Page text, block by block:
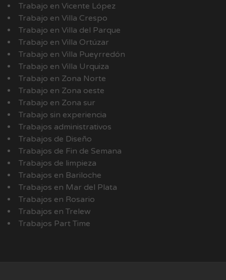
Trabajo en Vicente López
Trabajo en Villa Crespo
Trabajo en Villa del Parque
Trabajo en Villa Ortúzar
Trabajo en Villa Pueyrredón
Trabajo en Villa Urquiza
Trabajo en Zona Norte
Trabajo en Zona oeste
Trabajo en Zona sur
Trabajo sin experiencia
Trabajos administrativos
Trabajos de Diseño
Trabajos de Fin de Semana
Trabajos de limpieza
Trabajos en Bariloche
Trabajos en Mar del Plata
Trabajos en Rosario
Trabajos en Trelew
Trabajos Part Time